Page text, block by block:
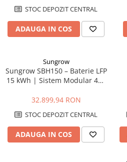
STOC DEPOZIT CENTRAL
ADAUGA IN COS
Sungrow
Sungrow SBH150 – Baterie LFP
15 kWh | Sistem Modular 48V
32.899,94 RON
STOC DEPOZIT CENTRAL
ADAUGA IN COS